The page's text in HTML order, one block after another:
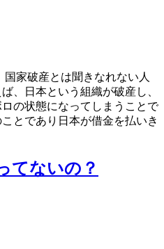
家破産とは聞きなれない人
、日本という組織が破産し、
の状態になってしまうことで
とであり日本が借金を払いき
てないの？